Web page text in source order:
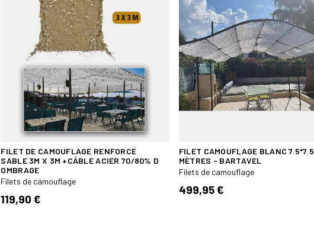
FILET DE CAMOUFLAGE RENFORCÉ
SABLE 3M X 3M +CÂBLE ACIER 70/80% D
OMBRAGE
Filets de camouflage
119,90 €
FILET CAMOUFLAGE BLANC 7.5*7.5
MÈTRES - BARTAVEL
Filets de camouflage
499,95 €